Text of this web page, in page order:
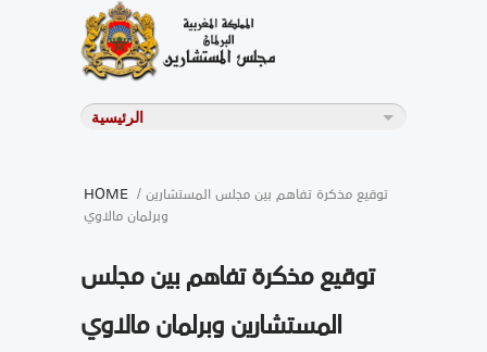
HOME / توقيع مذكرة تفاهم بين مجلس المستشارين
وبرلمان مالاوي
توقيع مذكرة تفاهم بين مجلس
المستشارين وبرلمان مالاوي